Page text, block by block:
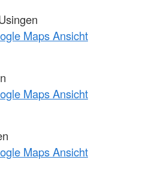
Maps Ansicht
Maps Ansicht
Maps Ansicht